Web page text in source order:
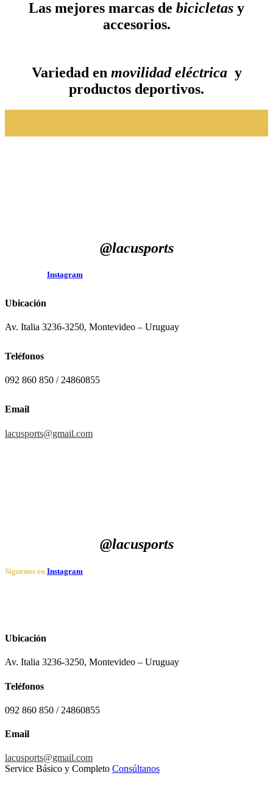
Las mejores marcas de bicicletas y
accesorios.
Variedad en movilidad eléctricay
productos deportivos.
@lacusports
Instagram
Ubicación
Av. Italia 3236-3250, Montevideo – Uruguay
Teléfonos
092 860 850 / 24860855
Email
lacusports@gmail.com
@lacusports
Síguenos en Instagram
Ubicación
Av. Italia 3236-3250, Montevideo – Uruguay
Teléfonos
092 860 850 / 24860855
Email
lacusports@gmail.com
Service Básico y Completo Consúltanos